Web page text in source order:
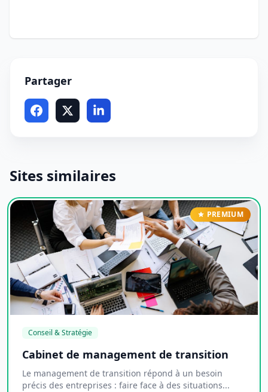
Partager
Sites similaires
PREMIUM
Conseil & Stratégie
Cabinet de management de transition
Le management de transition répond à un besoin
précis des entreprises : faire face à des situations...